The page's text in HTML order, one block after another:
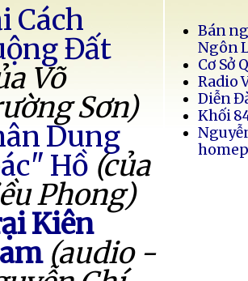
Cách
Đất
Võ
Sơn)
Dung
Hồ (của
Phong)
Kiên
(audio -
Bán
Ngôn
Cơ Sở
Radio
Diễn
Khối